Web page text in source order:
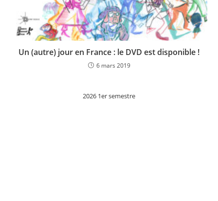
Un (autre) jour en France : le DVD est disponible !
6 mars 2019
2026 1er semestre